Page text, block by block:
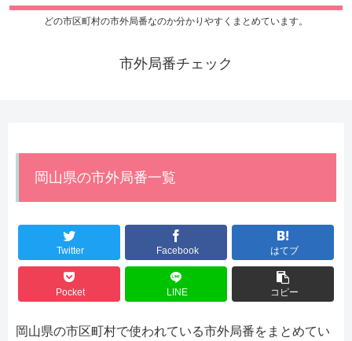
どの市区町村の市外局番なのか分かりやすくまとめています。
市外局番チェック
岡山県の市外局番一覧
Twitter Facebook はてブ
Pocket LINE コピー
岡山県の市区町村で使われている市外局番をまとめてい